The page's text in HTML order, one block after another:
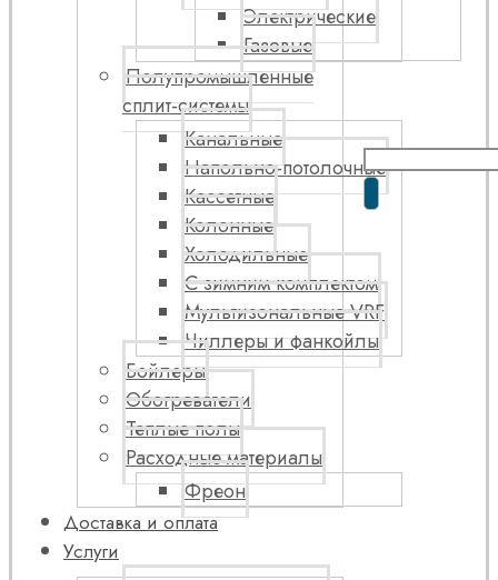
Электрические
Газовые
Полупромышленные
сплит-системы
Канальные
Напольно-потолочные
Кассетные
Колонные
Холодильные
С зимним комплектом
Мультизональные VRF
Чиллеры и фанкойлы
Бойлеры
Обогреватели
Теплые полы
Расходные материалы
Фреон
Доставка и оплата
Услуги